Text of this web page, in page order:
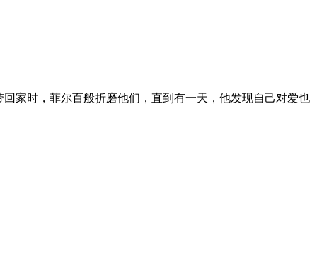
家时，菲尔百般折磨他们，直到有一天，他发现自己对爱也